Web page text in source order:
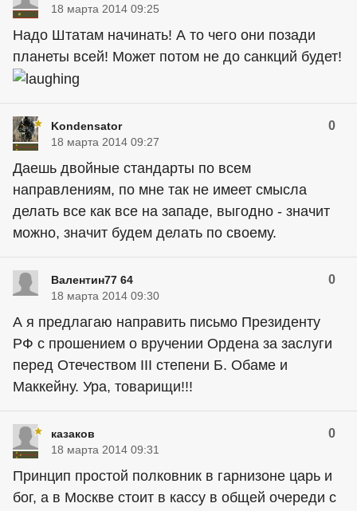
18 марта 2014 09:25
Надо Штатам начинать! А то чего они позади
планеты всей! Может потом не до санкций будет!
Kondensator 0
18 марта 2014 09:27
Даешь двойные стандарты по всем
направлениям, по мне так не имеет смысла
делать все как все на западе, выгодно - значит
можно, значит будем делать по своему.
Валентин77 64 0
18 марта 2014 09:30
А я предлагаю направить письмо Президенту
РФ с прошением о вручении Ордена за заслуги
перед Отечеством III степени Б. Обаме и
Маккейну. Ура, товарищи!!!
казаков 0
18 марта 2014 09:31
Принцип простой полковник в гарнизоне царь и
бог, а в Москве стоит в кассу в общей очереди с